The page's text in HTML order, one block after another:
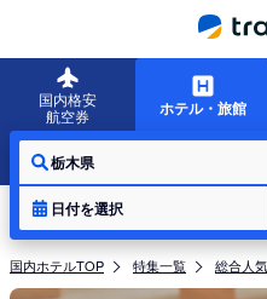
国内格安
航空券
ホテル・旅館
栃木県
日付を選択
国内ホテルTOP 特集一覧 総合人